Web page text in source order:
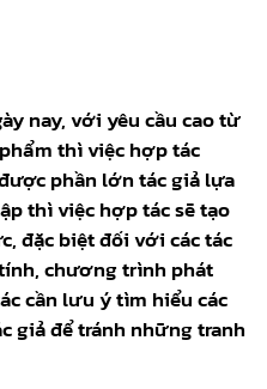
nay, với yêu cầu cao từ
thì việc hợp tác
phần lớn tác giả lựa
thì việc hợp tác sẽ tạo
đặc biệt đối với các tác
chương trình phát
cần lưu ý tìm hiểu các
giả để tránh những tranh